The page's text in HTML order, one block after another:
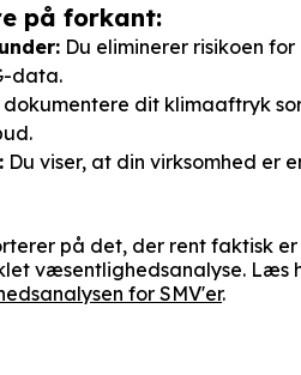
på forkant:
Du eliminerer risikoen
data.
dokumentere dit klimaaftryk
Du viser, at din virksomhed er
på det, der rent faktisk
væsentlighedsanalyse. Læs
for SMV'er.